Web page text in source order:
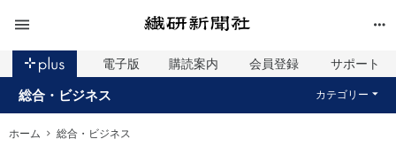
電子版 購読案内 会員登録 サポート
総合・ビジネス カテゴリー
ホーム 総合・ビジネス